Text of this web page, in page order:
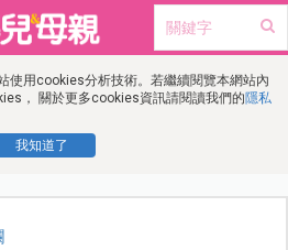
使用cookies分析技術。若繼續閱覽本網站內
， 關於更多cookies資訊請閱讀我們的隱私
我知道了